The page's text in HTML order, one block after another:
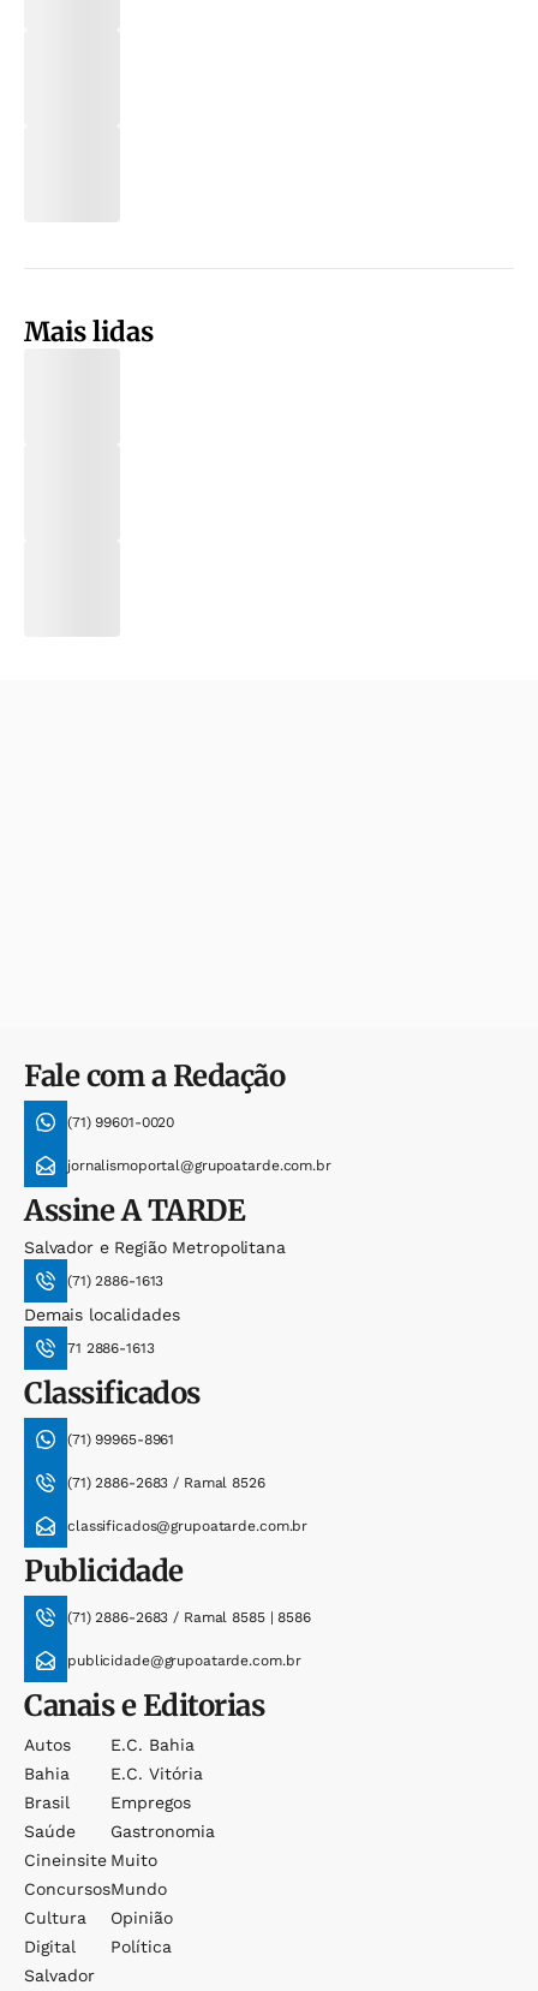
Mais lidas
Fale com a Redação
(71) 99601-0020
jornalismoportal@grupoatarde.com.br
AssineA TARDE
Salvador e Região Metropolitana
(71) 2886-1613
Demais localidades
71 2886-1613
Classificados
(71) 99965-8961
(71) 2886-2683 / Ramal 8526
classificados@grupoatarde.com.br
Publicidade
(71) 2886-2683 / Ramal 8585 | 8586
publicidade@grupoatarde.com.br
Canais e Editorias
Autos
Bahia
Brasil
Saúde
Cineinsite
Concursos
Cultura
Digital
Salvador
E.c. Bahia
E.c. Vitória
Empregos
Gastronomia
Muito
Mundo
Opinião
Política